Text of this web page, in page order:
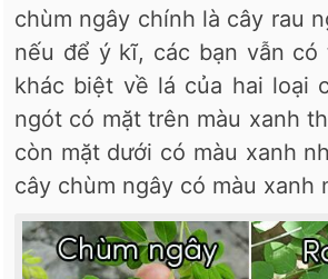
chùm ngây chính là cây rau
nếu để ý kĩ, các bạn vẫn có
khác biệt về lá của hai loại
ngót có mặt trên màu xanh
còn mặt dưới có màu xanh
cây chùm ngây có màu xanh